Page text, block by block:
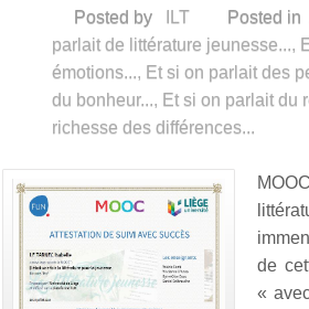
Posted by ILT Posted in
parlait de littérature jeunesse...,
émotions..., Et si on parlait des
du bonheur..., Et si on parlait du
richesse des différences...
de
«